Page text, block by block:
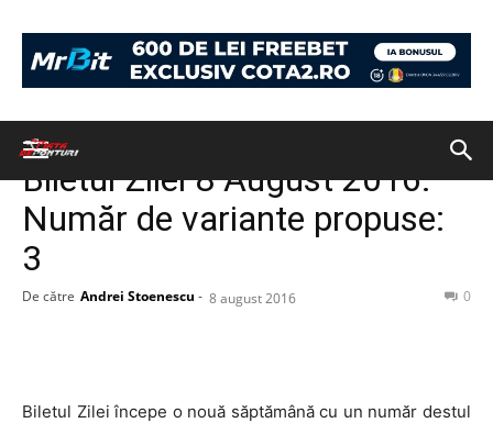
BILETUL ZILEI
Biletul Zilei 8 August 2016.
Număr de variante propuse:
3
De către Andrei Stoenescu - 8 august 2016 0
Biletul Zilei începe o nouă săptămână cu un număr destul